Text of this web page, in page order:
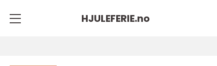
HJULEFERIE.no